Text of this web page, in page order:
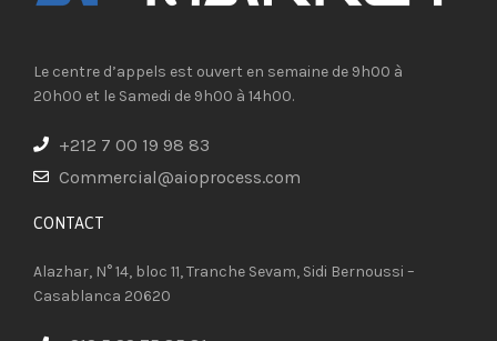
Le centre d’appels est ouvert en semaine de 9h00 à
20h00 et le Samedi de 9h00 à 14h00.
+212 7 00 19 98 83
Commercial@aioprocess.com
CONTACT​
Alazhar, N° 14, bloc 11, Tranche Sevam, Sidi Bernoussi –
Casablanca 20620